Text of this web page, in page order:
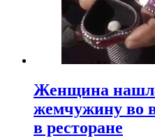
Женщина
жемчужину во
в ресторане